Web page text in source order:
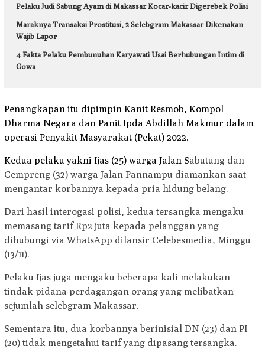
Pelaku Judi Sabung Ayam di Makassar Kocar-kacir Digerebek Polisi
Maraknya Transaksi Prostitusi, 2 Selebgram Makassar Dikenakan
Wajib Lapor
4 Fakta Pelaku Pembunuhan Karyawati Usai Berhubungan Intim di
Gowa
Penangkapan itu dipimpin Kanit Resmob, Kompol
Dharma Negara dan Panit Ipda Abdillah Makmur dalam
operasi Penyakit Masyarakat (Pekat) 2022.
Kedua pelaku yakni Ijas (25) warga Jalan Sabutung dan
Cempreng (32) warga Jalan Pannampu diamankan saat
mengantar korbannya kepada pria hidung belang.
Dari hasil interogasi polisi, kedua tersangka mengaku
memasang tarif Rp2 juta kepada pelanggan yang
dihubungi via WhatsApp dilansir Celebesmedia, Minggu
(13/11).
Pelaku Ijas juga mengaku beberapa kali melakukan
tindak pidana perdagangan orang yang melibatkan
sejumlah selebgram Makassar.
Sementara itu, dua korbannya berinisial DN (23) dan PI
(20) tidak mengetahui tarif yang dipasang tersangka.